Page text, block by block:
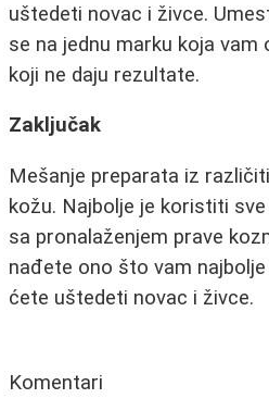
uštedeti novac i živce.
se na jednu marku koja
koji ne daju rezultate.
Zaključak
Mešanje preparata iz
kožu. Najbolje je koristiti
sa pronalaženjem prave
nađete ono što vam
ćete uštedeti novac i živce.
Komentari